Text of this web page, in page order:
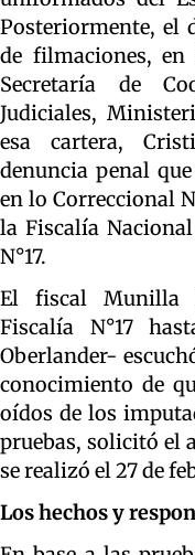
Posteriormente, el
de filmaciones, en
Secretaría de
Judiciales,
esa cartera,
denuncia penal
en lo Correccional
la Fiscalía
N°17.
El fiscal Munilla
Fiscalía N°17
Oberlander-
conocimiento de
oídos de los
pruebas, solicitó el
se realizó el 27 de
Los hechos y